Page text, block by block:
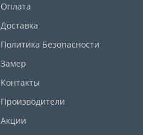
Оплата
Доставка
Политика Безопасности
Замер
Контакты
Производители
Акции